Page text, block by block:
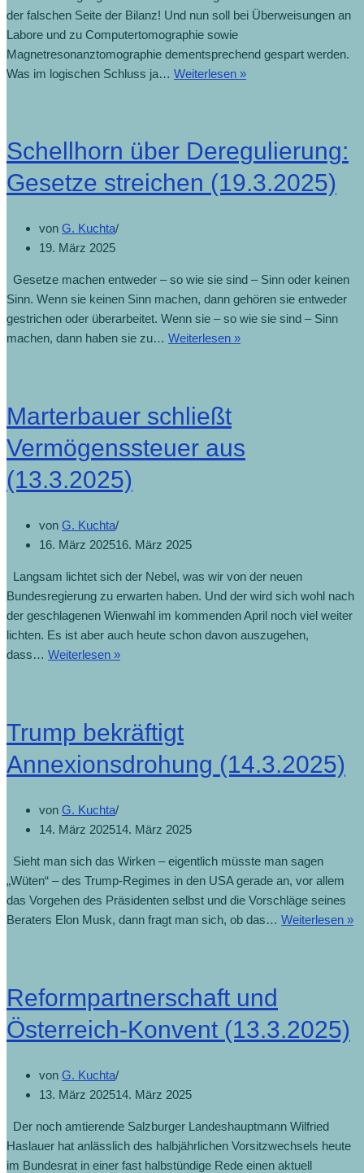
der falschen Seite der Bilanz! Und nun soll bei Überweisungen an
Labore und zu Computertomographie sowie
Magnetresonanztomographie dementsprechend gespart werden.
Was im logischen Schluss ja… Weiterlesen »
Schellhorn über Deregulierung:
Gesetze streichen (19.3.2025)
von G. Kuchta
19. März 2025
Gesetze machen entweder – so wie sie sind – Sinn oder keinen
Sinn. Wenn sie keinen Sinn machen, dann gehören sie entweder
gestrichen oder überarbeitet. Wenn sie – so wie sie sind – Sinn
machen, dann haben sie zu… Weiterlesen »
Marterbauer schließt
Vermögenssteuer aus
(13.3.2025)
von G. Kuchta
16. März 202516. März 2025
Langsam lichtet sich der Nebel, was wir von der neuen
Bundesregierung zu erwarten haben. Und der wird sich wohl nach
der geschlagenen Wienwahl im kommenden April noch viel weiter
lichten. Es ist aber auch heute schon davon auszugehen,
dass… Weiterlesen »
Trump bekräftigt
Annexionsdrohung (14.3.2025)
von G. Kuchta
14. März 202514. März 2025
Sieht man sich das Wirken – eigentlich müsste man sagen
„Wüten“ – des Trump-Regimes in den USA gerade an, vor allem
das Vorgehen des Präsidenten selbst und die Vorschläge seines
Beraters Elon Musk, dann fragt man sich, ob das… Weiterlesen »
Reformpartnerschaft und
Österreich-Konvent (13.3.2025)
von G. Kuchta
13. März 202514. März 2025
Der noch amtierende Salzburger Landeshauptmann Wilfried
Haslauer hat anlässlich des halbjährlichen Vorsitzwechsels heute
im Bundesrat in einer fast halbstündige Rede einen aktuell